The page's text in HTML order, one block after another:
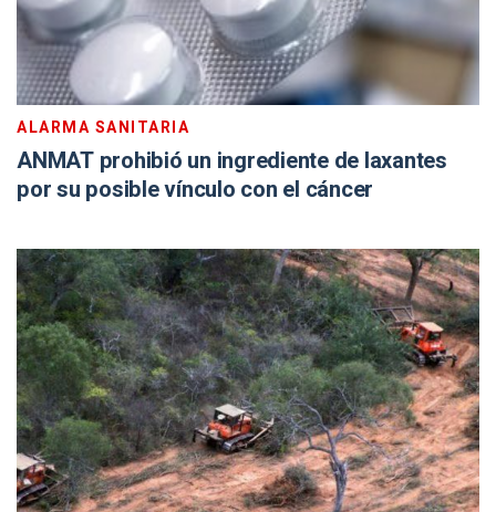
ALARMA SANITARIA
ANMAT prohibió un ingrediente de laxantes
por su posible vínculo con el cáncer